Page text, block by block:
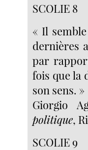
SCOLIE 8
« Il
dernières
par
fois que la
son sens. »
Giorgio
politique,
SCOLIE 9